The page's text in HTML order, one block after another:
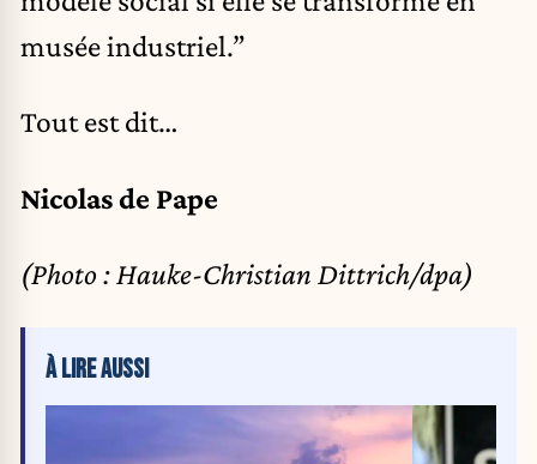
musée industriel.”
Tout est dit…
Nicolas de Pape
(Photo : Hauke-Christian Dittrich/dpa)
À LIRE AUSSI